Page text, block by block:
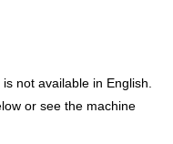
not available in English.
or see the machine